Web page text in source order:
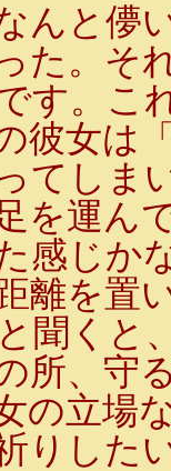
んと儚
た。そ
す。こ
彼女は
てしま
を運ん
感じか
離を置
聞くと
所、守
の立場
りした